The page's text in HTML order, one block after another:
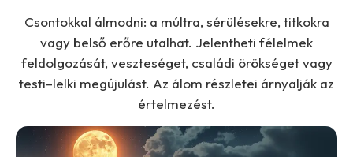
Csontokkal álmodni: a múltra, sérülésekre, titkokra
vagy belső erőre utalhat. Jelentheti félelmek
feldolgozását, veszteséget, családi örökséget vagy
testi–lelki megújulást. Az álom részletei árnyalják az
értelmezést.